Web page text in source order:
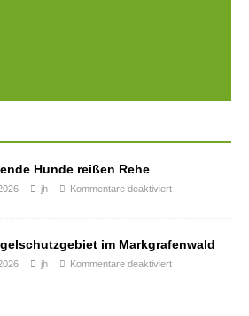
Hunde reißen Rehe
jh Kommentare deaktiviert
im Markgrafenwald
jh Kommentare deaktiviert